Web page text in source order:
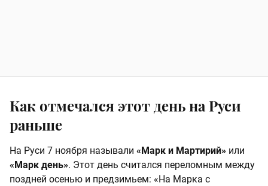
Как отмечался этот день на Руси
раньше
На Руси 7 ноября называли «Марк и Мартирий» или
«Марк день». Этот день считался переломным между
поздней осенью и предзимьем: «На Марка с